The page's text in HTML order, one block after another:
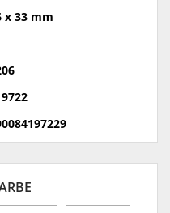
x 33 mm